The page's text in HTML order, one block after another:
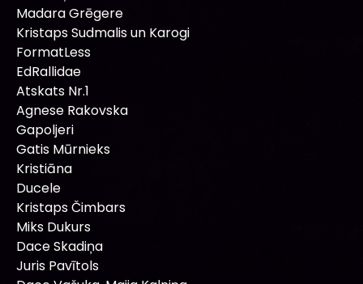
Madara Grēgere
Kristaps Sudmalis un Karogi
FormatLess
EdRallidae
Atskats Nr.1
Agnese Rakovska
Gapoljeri
Gatis Mūrnieks
Kristiāna
Ducele
Kristaps Čimbars
Miks Dukurs
Dace Skadiņa
Juris Pavītols